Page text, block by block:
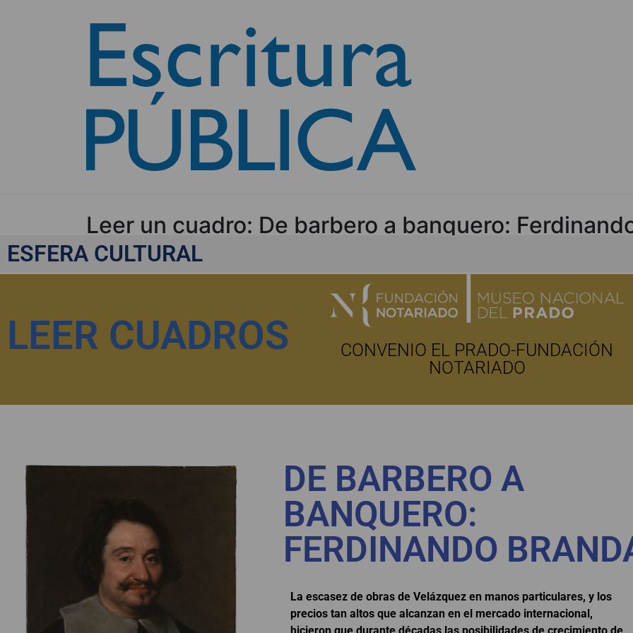
Leer un cuadro: De barbero a banquero:
ESFERA CULTURAL
LEER CUADROS
CONVENIO EL PRADO-FUNDACIÓN
NOTARIADO
DE BARBERO A
BANQUERO:
FERDINANDO
La escasez de obras de Velázquez en manos particulares, y los
precios tan altos que alcanzan en el mercado internacional,